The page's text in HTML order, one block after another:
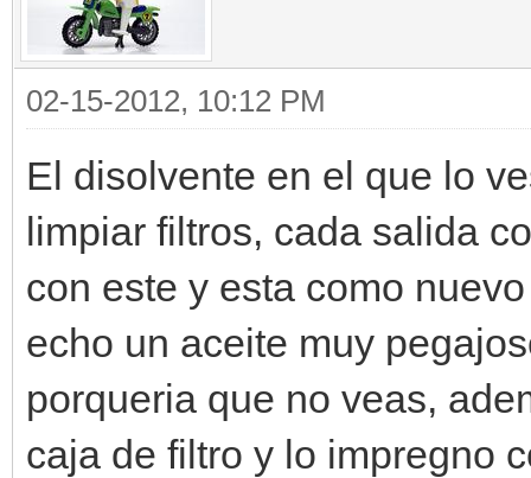
02-15-2012, 10:12 PM
El disolvente en el que lo
limpiar filtros, cada salida
con este y esta como
echo un aceite muy
porqueria que no veas,
caja de filtro y lo impregno